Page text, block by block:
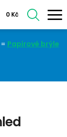
Papírové brýle
0 Kč